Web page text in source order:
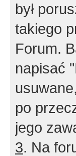
był
takiego
Forum.
napisać
po
jego
3. Na